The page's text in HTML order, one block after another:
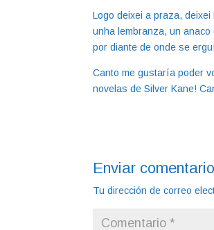
Logo deixei a praza,
unha lembranza, un
por diante de onde se
Canto me gustaría poder
novelas de Silver Kane!
Enviar comentario
Tu dirección de correo